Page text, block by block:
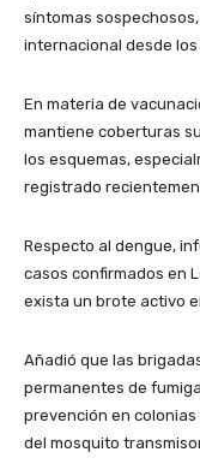
síntomas
internacional desde
En materia de
mantiene coberturas
los esquemas,
registrado
Respecto al dengue,
casos confirmados en
exista un brote activo
Añadió que las
permanentes de
prevención en
del mosquito